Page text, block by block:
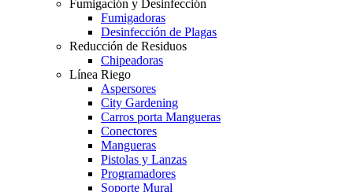
Fumigación y Desinfección
Fumigadoras
Desinfección de Plagas
Reducción de Residuos
Chipeadoras
Línea Riego
Aspersores
City Gardening
Carros porta Mangueras
Conectores
Mangueras
Pistolas y Lanzas
Programadores
Soporte Mural